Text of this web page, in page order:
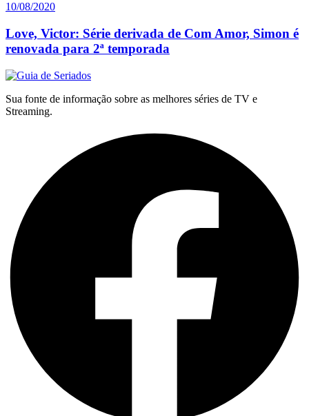
10/08/2020
Love, Victor: Série derivada de Com Amor, Simon é
renovada para 2ª temporada
Sua fonte de informação sobre as melhores séries de TV e
Streaming.